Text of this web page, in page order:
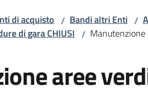
di acquisto / Bandi altri Enti /
di gara CHIUSI /
aree